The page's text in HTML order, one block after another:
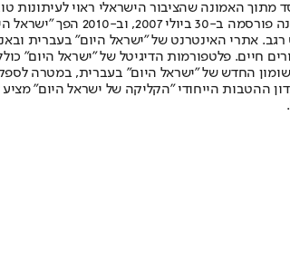
האמונה שהציבור הישראלי ראוי לעיתונות
תשלום. המהדורה
חיים. פלטפורמות הדיגיטל של "ישראל היום"
והיישומון החדש של "ישראל היום" בעברית,
ההטבות הייחודי "הקליקה של ישראל היום"